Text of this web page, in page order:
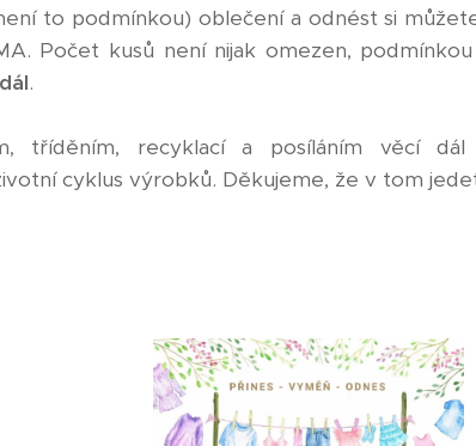
to podmínkou) oblečení a odnést si
Počet kusů není nijak omezen,
.
tříděním, recyklací a posíláním věcí
cyklus výrobků. Děkujeme, že v tom